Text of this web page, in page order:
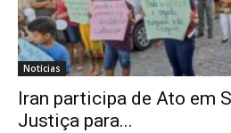
Notícias
Iran participa de Ato em
Justiça para...